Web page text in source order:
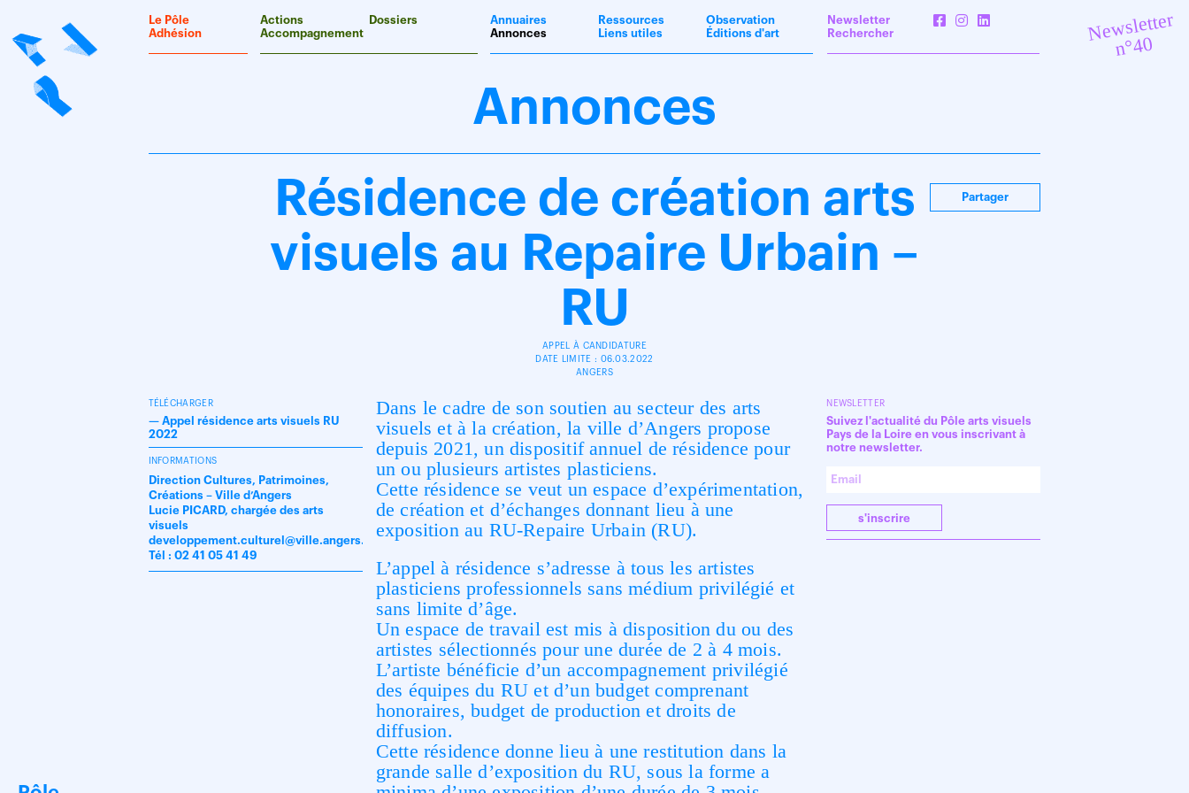
Newsletter
n°40
Le Pôle
Adhésion
Actions
Accompagnement
Dossiers
Annuaires
Annonces
Ressources
Liens utiles
Observation
Éditions d'art
Newsletter
Rechercher
Annonces
Partager
Résidence de création arts
visuels au Repaire Urbain –
RU
APPEL À CANDIDATURE
DATE LIMITE : 06.03.2022
ANGERS
Dans le cadre de son soutien au secteur des arts
visuels et à la création, la ville d’Angers propose
depuis 2021, un dispositif annuel de résidence pour
un ou plusieurs artistes plasticiens.
Cette résidence se veut un espace d’expérimentation,
de création et d’échanges donnant lieu à une
exposition au RU-Repaire Urbain (RU).
L’appel à résidence s’adresse à tous les artistes
plasticiens professionnels sans médium privilégié et
sans limite d’âge.
Un espace de travail est mis à disposition du ou des
artistes sélectionnés pour une durée de 2 à 4 mois.
L’artiste bénéficie d’un accompagnement privilégié
des équipes du RU et d’un budget comprenant
honoraires, budget de production et droits de
diffusion.
Cette résidence donne lieu à une restitution dans la
grande salle d’exposition du RU, sous la forme a
TÉLÉCHARGER
— Appel résidence arts visuels RU
2022
INFORMATIONS
Direction Cultures, Patrimoines,
Créations – Ville d’Angers
Lucie PICARD, chargée des arts
visuels
developpement.culturel@ville.angers.fr
Tél : 02 41 05 41 49
NEWSLETTER
Suivez l'actualité du Pôle arts visuels
Pays de la Loire en vous inscrivant à
notre newsletter.
s'inscrire